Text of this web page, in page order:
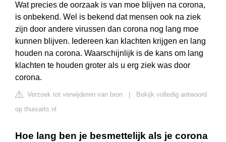
Wat precies de oorzaak is van moe blijven na corona,
is onbekend. Wel is bekend dat mensen ook na ziek
zijn door andere virussen dan corona nog lang moe
kunnen blijven. Iedereen kan klachten krijgen en lang
houden na corona. Waarschijnlijk is de kans om lang
klachten te houden groter als u erg ziek was door
corona.
Verzoek tot verwijderen van bron
Bekijk volledig antwoord
op thuisarts.nl
Hoe lang ben je besmettelijk als je corona